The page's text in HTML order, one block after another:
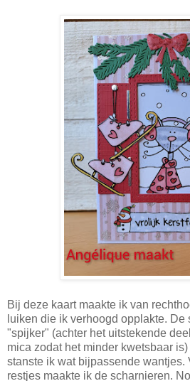
Bij deze kaart maakte ik van
luiken die ik verhoogd opplakte.
"spijker" (achter het uitstekende
mica zodat het minder kwetsbaar
stanste ik wat bijpassende wantjes.
restjes maakte ik de scharnieren.